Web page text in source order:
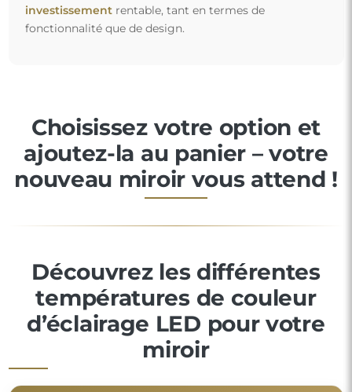
investissementrentable, tant en termes de
fonctionnalité que de design.
Choisissez votre option et
ajoutez-la au panier – votre
nouveau miroir vous attend !
Découvrez les différentes
températures de couleur
d’éclairage LED pour votre
miroir